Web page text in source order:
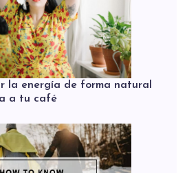
la energía de forma natural
a tu café